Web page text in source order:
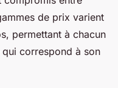
de prix varient
permettant à chacun
correspond à son